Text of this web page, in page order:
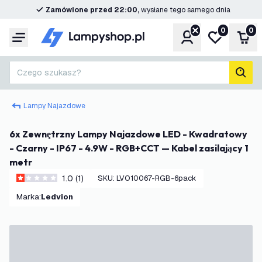
Zamówione przed 22:00,wysłane tego samego dnia
Menu KontoMoja lista
0 0
Czego szukasz?
Lampy Najazdowe
6x Zewnętrzny Lampy Najazdowe LED - Kwadratowy
- Czarny - IP67 - 4.9W - RGB+CCT — Kabel zasilający 1
metr
1 Gwiazdki oceny
1.0 (1) SKU: LVO10067-RGB-6pack
Marka: Ledvion